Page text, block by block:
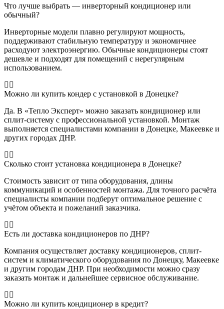
Что лучше выбрать — инверторный кондиционер или
обычный?
Инверторные модели плавно регулируют мощность,
поддерживают стабильную температуру и экономичнее
расходуют электроэнергию. Обычные кондиционеры стоят
дешевле и подходят для помещений с нерегулярным
использованием.
Можно ли купить кондер с установкой в Донецке?
Да. В «Тепло Эксперт» можно заказать кондиционер или
сплит-систему с профессиональной установкой. Монтаж
выполняется специалистами компании в Донецке, Макеевке и
других городах ДНР.
Сколько стоит установка кондиционера в Донецке?
Стоимость зависит от типа оборудования, длины
коммуникаций и особенностей монтажа. Для точного расчёта
специалисты компании подберут оптимальное решение с
учётом объекта и пожеланий заказчика.
Есть ли доставка кондиционеров по ДНР?
Компания осуществляет доставку кондиционеров, сплит-
систем и климатического оборудования по Донецку, Макеевке
и другим городам ДНР. При необходимости можно сразу
заказать монтаж и дальнейшее сервисное обслуживание.
Можно ли купить кондиционер в кредит?